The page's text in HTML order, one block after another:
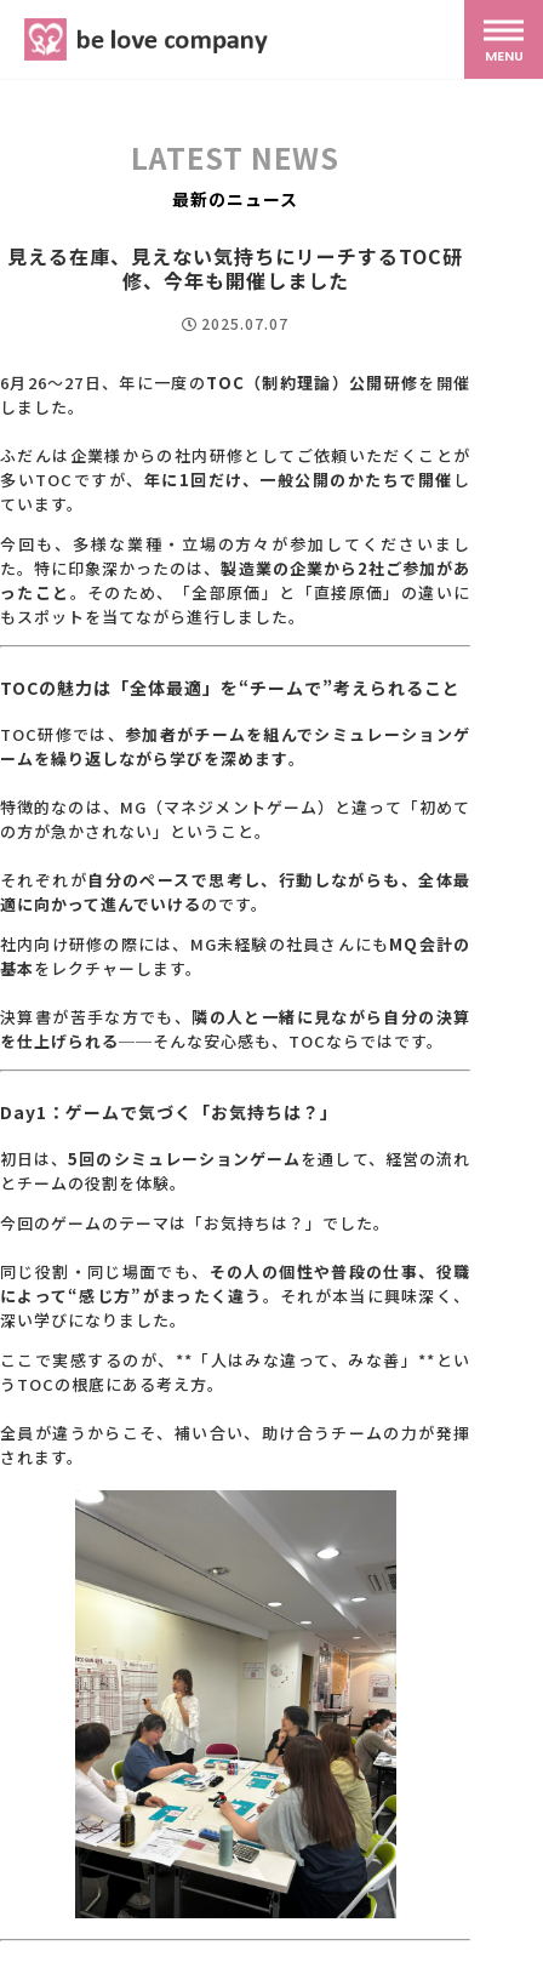
MENU
最新ブログ
会社概要
採用情報
お問い合わせ
LATEST NEWS
最新のニュース
見える在庫、見えない気持ちにリーチするTOC研
修、今年も開催しました
2025.07.07
6月26〜27日、年に一度のTOC（制約理論）公開研修を開催
しました。
ふだんは企業様からの社内研修としてご依頼いただくことが
多いTOCですが、 年に1回だけ、一般公開のかたちで開催 し
ています。
今回も、多様な業種・立場の方々が参加してくださいまし
た。特に印象深かったのは、製造業の企業から2社ご参加があ
ったこと 。そのため、「全部原価」と「直接原価」の違いに
もスポットを当てながら進行しました。
TOCの魅力は「全体最適」を“チームで”考えられること
TOC研修では、 参加者がチームを組んでシミュレーションゲ
ームを繰り返しながら学びを深めます。
特徴的なのは、MG（マネジメントゲーム）と違って「初めて
の方が急かされない」ということ。
それぞれが自分のペースで思考し、行動しながらも、全体最
適に向かって進んでいけるのです。
社内向け研修の際には、MG未経験の社員さんにもMQ会計の
基本をレクチャーします。
決算書が苦手な方でも、 隣の人と一緒に見ながら自分の決算
を仕上げられる──そんな安心感も、TOCならではです。
Day1：ゲームで気づく「お気持ちは？」
初日は、5回のシミュレーションゲームを通して、経営の流れ
とチームの役割を体験。
今回のゲームのテーマは「お気持ちは？」でした。
同じ役割・同じ場面でも、 その人の個性や普段の仕事、役職
によって“感じ方”がまったく違う 。それが本当に興味深く、
深い学びになりました。
ここで実感するのが、**「人はみな違って、みな善」**とい
うTOCの根底にある考え方。
全員が違うからこそ、補い合い、助け合うチームの力が発揮
されます。